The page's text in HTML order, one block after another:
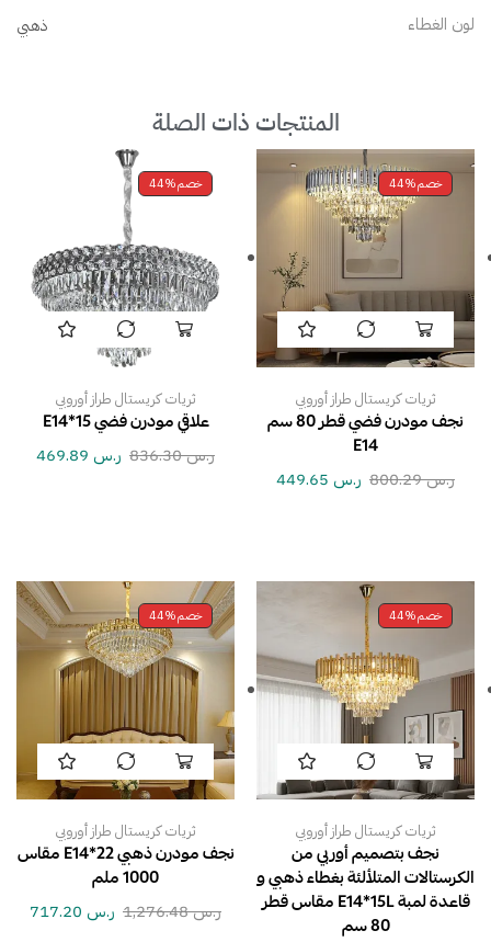
لون الغطاء ذهبي
المنتجات ذات الصلة
خصم44%
ثريات كريستال طراز أوروبي
نجف مودرن فضي قطر 80 سم
E14
ر.س800.29 ر.س
خصم44%
ثريات كريستال طراز أوروبي
علاقي مودرن فضي E14*15
ر.س836.30 ر.س
خصم44%
ثريات كريستال طراز أوروبي
نجف بتصميم أوربي من
الكرستالات المتلألئة بغطاء ذهبي و
قاعدة لمبة E14*15L مقاس قطر
80 سم
خصم44%
ثريات كريستال طراز أوروبي
نجف مودرن ذهبي E14*22 مقاس
1000 ملم
ر.س1,276.48 ر.س